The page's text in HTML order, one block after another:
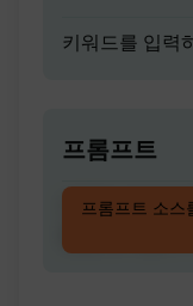
키워드를 입력
프롬프트
키워드 아이디
프롬프트 소